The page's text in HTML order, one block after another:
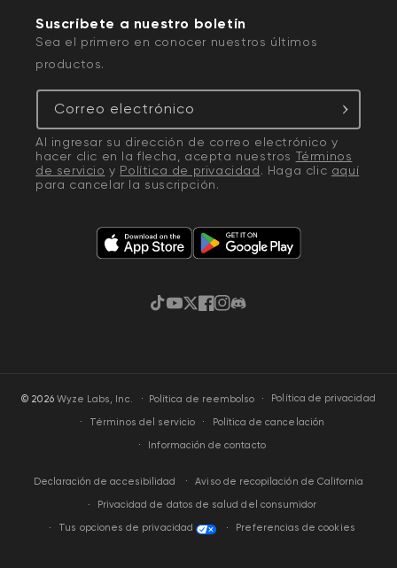
Suscríbete a nuestro boletín
Sea el primero en conocer nuestros últimos
productos.
Correo electrónico
Al ingresar su dirección de correo electrónico y
hacer clic en la flecha, acepta nuestros Términos
de servicio y Política de privacidad. Haga clic aquí
para cancelar la suscripción.
TikTokYouTube
Twitter
Facebook
Instagram
Discordia
© 2026 Wyze Labs, Inc. · Política de reembolso Política de privacidad
Términos del servicio
Política de cancelación
Información de contacto
Declaración de accesibilidad Aviso de recopilación de California
Privacidad de datos de salud del consumidor
Tus opciones de privacidad
Preferencias de cookies